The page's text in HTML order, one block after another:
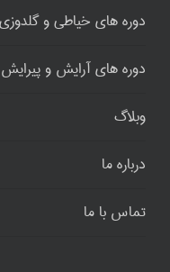
دوره های خیاطی و گلدوزی
دوره های آرایش و پیرایش
وبلاگ
درباره ما
تماس با ما